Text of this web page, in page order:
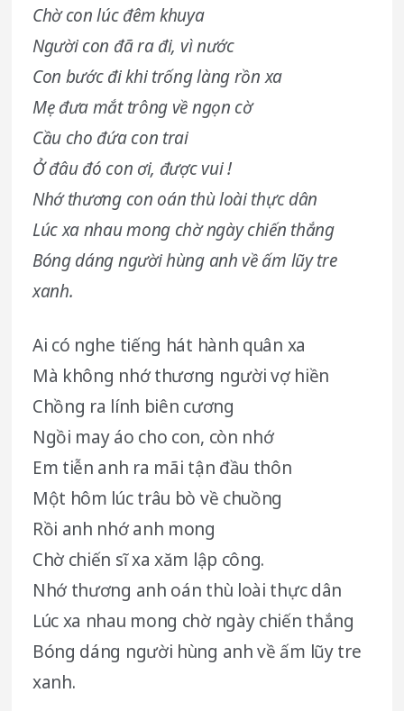
Chờ con lúc đêm khuya
Người con đã ra đi, vì nước
Con bước đi khi trống làng rồn xa
Mẹ đưa mắt trông về ngọn cờ
Cầu cho đứa con trai
Ở đâu đó con ơi, được vui !
Nhớ thương con oán thù loài thực dân
Lúc xa nhau mong chờ ngày chiến thắng
Bóng dáng người hùng anh về ấm lũy tre
xanh.
Ai có nghe tiếng hát hành quân xa
Mà không nhớ thương người vợ hiền
Chồng ra lính biên cương
Ngồi may áo cho con, còn nhớ
Em tiễn anh ra mãi tận đầu thôn
Một hôm lúc trâu bò về chuồng
Rồi anh nhớ anh mong
Chờ chiến sĩ xa xăm lập công.
Nhớ thương anh oán thù loài thực dân
Lúc xa nhau mong chờ ngày chiến thắng
Bóng dáng người hùng anh về ấm lũy tre
xanh.